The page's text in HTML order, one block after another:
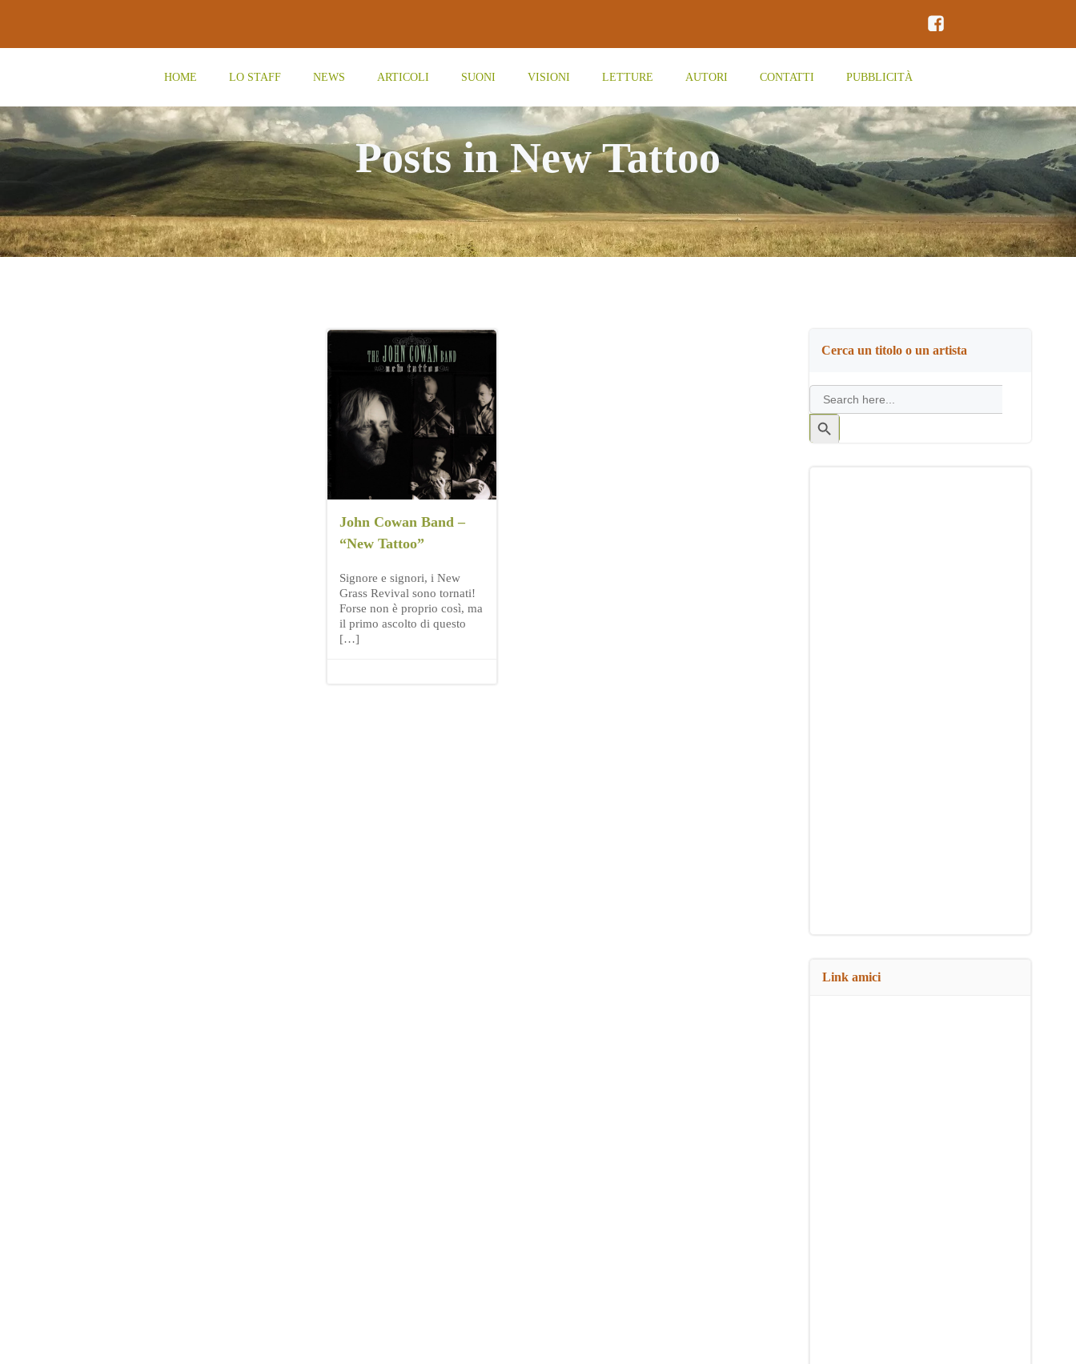
contenuto
HOME LO STAFF NEWS ARTICOLI SUONI VISIONI LETTURE AUTORI CONTATTI PUBBLICITÀ
Posts in New Tattoo
John Cowan Band –
“New Tattoo”
Signore e signori, i New
Grass Revival sono tornati!
Forse non è proprio così, ma
il primo ascolto di questo
[…]
Cerca un titolo o un artista
Search
for:
Search
Button
Link amici